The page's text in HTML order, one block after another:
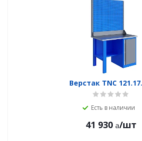
Верстак TNC
Есть в наличии
41 930 /шт